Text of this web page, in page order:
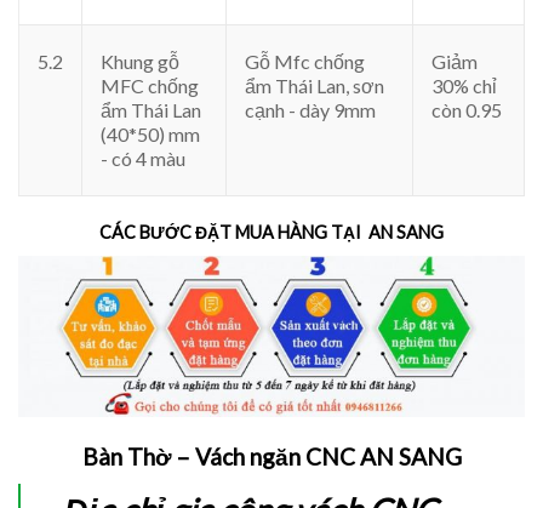
5.2
Khung gỗ
MFC chống
ẩm Thái Lan
(40*50) mm
- có 4 màu
Gỗ Mfc chống
ẩm Thái Lan, sơn
cạnh - dày 9mm
Giảm
30% chỉ
còn 0.95
CÁC BƯỚC ĐẶT MUA HÀNG TẠI AN SANG
Bàn Thờ – Vách ngăn CNC AN SANG